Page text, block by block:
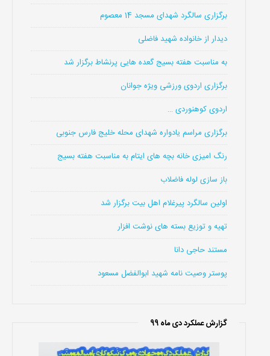
برگزاری سالگرد شهدای مسجد 14 معصوم
دیدار از خانواده شهید فاضلی
به مناسبت هفته بسیج گعده هایی پرنشاط برگزار شد
برگزاری اردوی ورزشی ویژه جوانان
اردوی کوهنوردی …
برگزاری مراسم یادواره شهدای محله خلیج فارس جنوبی
رنگ امیزی خانه بچه های ایتام به مناسبت هفته بسیج
باز سازی لوله فاضلاب
اولین سالگرد پیرغلام اهل بیت برگزار شد
تهیه و توزیع بسته های نوشت افزار
مستند حاجی دانا
پوستر وصیت نامه شهید ابوالفضل مسعود
گزارش عملکرد دی ماه 99